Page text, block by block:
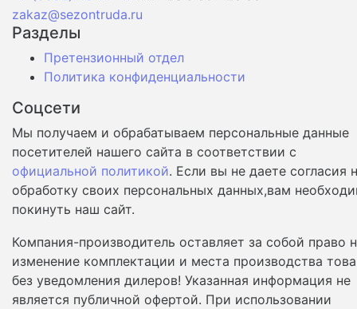
zakaz@sezontruda.ru
Разделы
Претензионный отдел
Политика конфиденциальности
Соцсети
Мы получаем и обрабатываем персональные данные
посетителей нашего сайта в соответствии с
официальной политикой. Если вы не даете согласия
обработку своих персональных данных,вам
покинуть наш сайт.
Компания-производитель оставляет за собой право
изменение комплектации и места производства
без уведомления дилеров! Указанная информация не
является публичной офертой. При использовании